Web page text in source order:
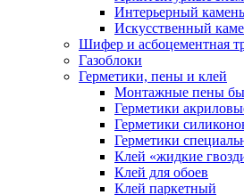
Интерьерный камень
Искусственный
Шифер и асбоцементная
Газоблоки
Герметики, пены и клей
Монтажные пены
Герметики
Герметики
Герметики
Клей «жидкие
Клей для обоев
Клей паркетный